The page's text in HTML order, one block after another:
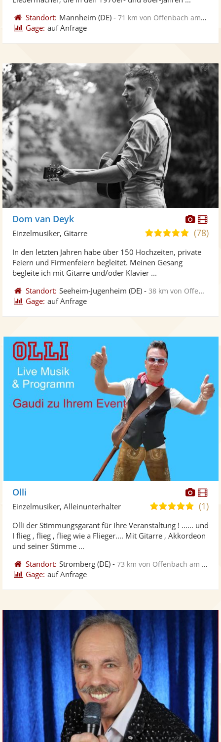
Standort: Mannheim (DE) -71 km von Offenbach am Main
Gage: auf Anfrage
Fotos
Dom van Deyk
5,0
5
(78)
Einzelmusiker, Gitarre
In den letzten Jahren habe über 150 Hochzeiten, private
Feiern und Firmenfeiern begleitet. Meinen Gesang
begleite ich mit Gitarre und/oder Klavier ...
Standort: Seeheim-Jugenheim (DE) -38 km von Offenbach am Main
Gage: auf Anfrage
Fotos
Olli
5,0
5
(1)
Einzelmusiker, Alleinunterhalter
Olli der Stimmungsgarant für Ihre Veranstaltung ! ...... und
I flieg , flieg , flieg wie a Flieger.... Mit Gitarre , Akkordeon
und seiner Stimme ...
Standort: Stromberg (DE) -73 km von Offenbach am Main
Gage: auf Anfrage